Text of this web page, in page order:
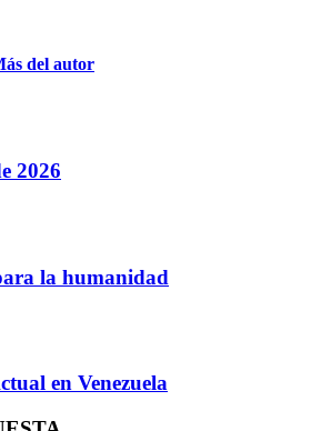
del autor
2026
la humanidad
en Venezuela